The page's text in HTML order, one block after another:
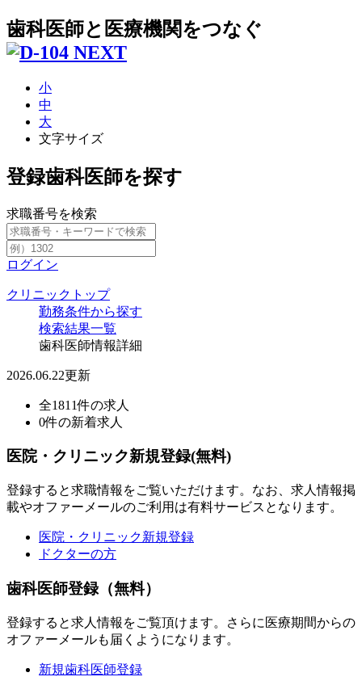
歯科医師と医療機関をつなぐ
小
中
大
文字サイズ
登録歯科医師を探す
求職番号を検索
ログイン
クリニックトップ
勤務条件から探す
検索結果一覧
歯科医師情報詳細
2026.06.22更新
全1811件の求人
0件の新着求人
医院・クリニック新規登録(無料)
登録すると求職情報をご覧いただけます。なお、求人情報掲
載やオファーメールのご利用は有料サービスとなります。
医院・クリニック新規登録
ドクターの方
歯科医師登録（無料）
登録すると求人情報をご覧頂けます。さらに医療期間からの
オファーメールも届くようになります。
新規歯科医師登録